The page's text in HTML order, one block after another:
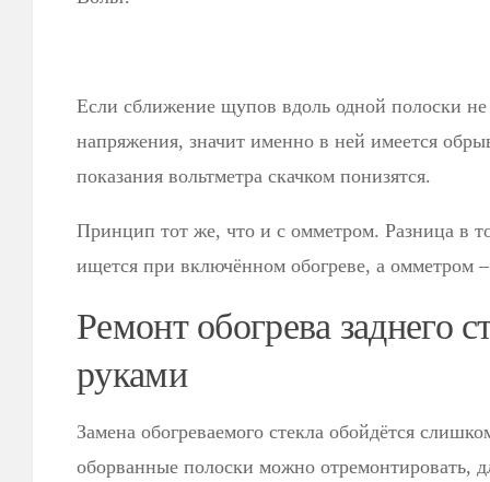
Если сближение щупов вдоль одной полоски
напряжения, значит именно в ней имеется
показания вольтметра скачком понизятся.
Принцип тот же, что и с омметром. Разница в
ищется при включённом обогреве, а омметром
Ремонт обогрева заднего
руками
Замена обогреваемого стекла обойдётся
оборванные полоски можно отремонтировать,